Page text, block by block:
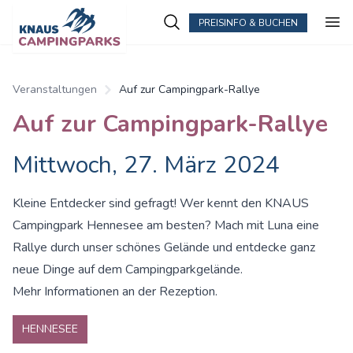
PREISINFO & BUCHEN
Veranstaltungen Auf zur Campingpark-Rallye
Auf zur Campingpark-Rallye
Mittwoch, 27. März 2024
Kleine Entdecker sind gefragt! Wer kennt den KNAUS
Campingpark Hennesee am besten? Mach mit Luna eine
Rallye durch unser schönes Gelände und entdecke ganz
neue Dinge auf dem Campingparkgelände.
Mehr Informationen an der Rezeption.
HENNESEE